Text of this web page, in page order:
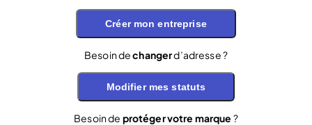
Créer mon entreprise
Besoin dechangerd’adresse ?
Modifier mes statuts
Besoin de protéger votre marque ?